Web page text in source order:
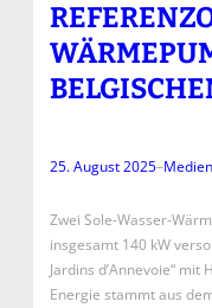
25. August 2025–Medien
Zwei Sole-Wasser-
insgesamt 140 kW
Jardins d’Annevoie“
Energie stammt aus